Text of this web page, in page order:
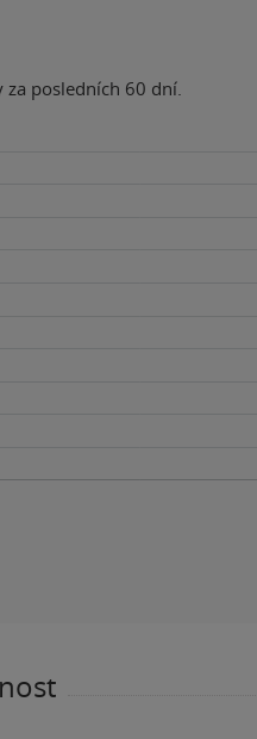
posledních 60 dní.